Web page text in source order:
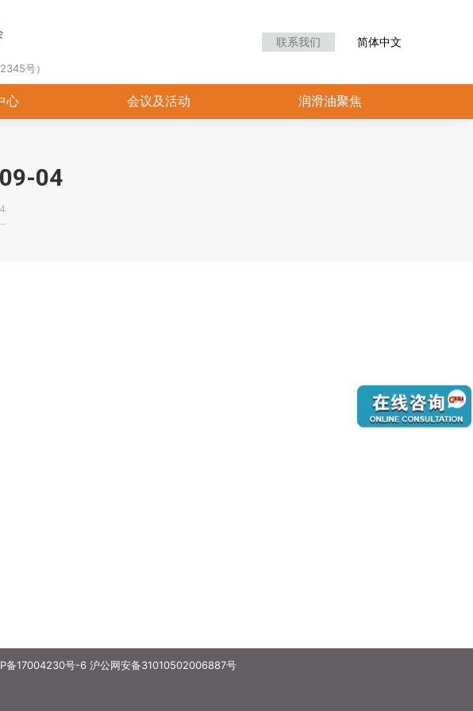
号）
联系我们 简体中文
心 会议及活动 润滑油聚焦
04
备17004230号-6沪公网安备31010502006887号
中心